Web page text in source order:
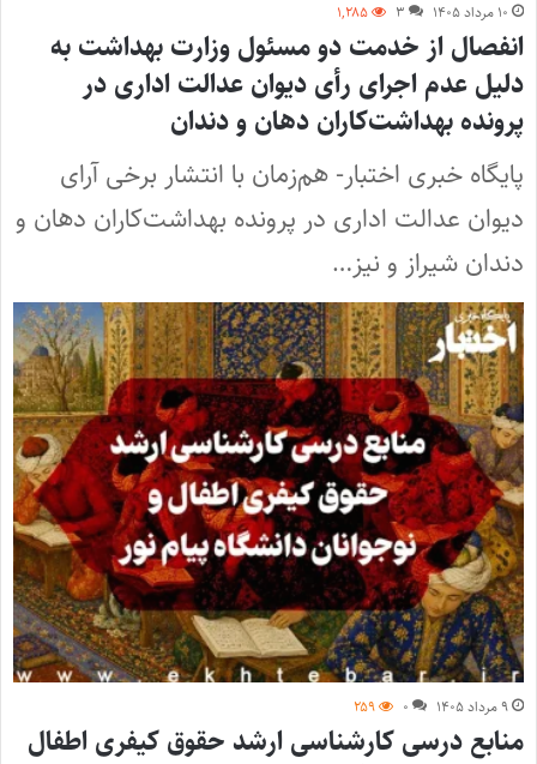
۱۰ مرداد ۱۴۰۵ ۳ ۱,۲۸۵
انفصال از خدمت دو مسئول وزارت بهداشت به
دلیل عدم اجرای رأی دیوان عدالت اداری در
پرونده بهداشت‌کاران دهان و دندان
پایگاه خبری اختبار- هم‌زمان با انتشار برخی آرای
دیوان عدالت اداری در پرونده بهداشت‌کاران دهان و
دندان شیراز و نیز…
۹ مرداد ۱۴۰۵ ۰ ۲۵۹
منابع درسی کارشناسی ارشد حقوق کیفری اطفال